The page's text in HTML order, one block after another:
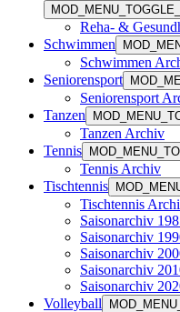
Reha- &
Schwimmen
Schwimmen
Seniorensport
Seniorensport
Tanzen
Tanzen Archiv
Tennis
Tennis Archiv
Tischtennis
Tischtennis
Saisonarchiv
Saisonarchiv
Saisonarchiv
Saisonarchiv
Saisonarchiv
Volleyball